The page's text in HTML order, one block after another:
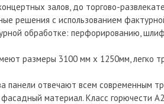
залов, до торгово-
решения с использованием
обработке: перфорированию,
размеры 3100 мм х 1250мм, легко
панели отвечают всем
материал. Класс горючести